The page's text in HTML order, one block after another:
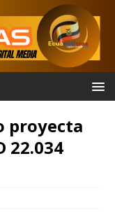
proyecta
22.034